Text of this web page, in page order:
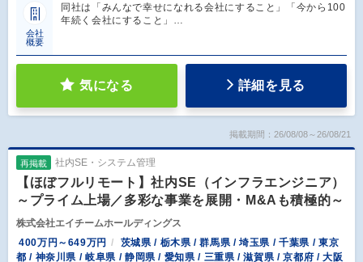
会社
概要
同社は「みんなで幸せになれる会社にすること」「今から100
年続く会社にすること」…
気になる 詳細を見る
掲載期間：26/08/08～26/08/21
再掲載 社内SE・システム管理
【ほぼフルリモート】社内SE（インフラエンジニア）
～プライム上場／多彩な事業を展開・M&Aも積極的～
株式会社エイチームホールディングス
400万円～649万円
茨城県 / 栃木県 / 群馬県 / 埼玉県 / 千葉県 / 東京
都 / 神奈川県 / 岐阜県 / 静岡県 / 愛知県 / 三重県 / 滋賀県 / 京都府 / 大阪